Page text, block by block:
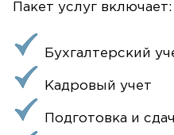
Пакет услуг включает:
Бухгалтерский
Кадровый учет
Подготовка и